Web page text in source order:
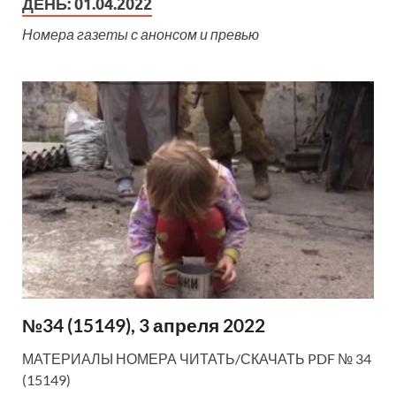
ДЕНЬ:01.04.2022
Номера газеты с анонсом и превью
№34 (15149), 3 апреля 2022
МАТЕРИАЛЫ НОМЕРА ЧИТАТЬ/СКАЧАТЬ PDF № 34
(15149)